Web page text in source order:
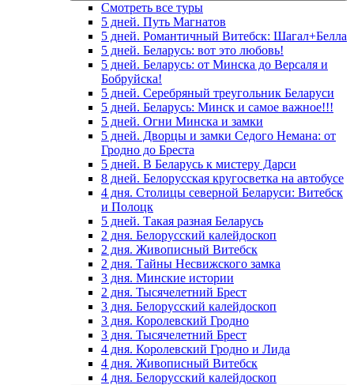
Смотреть все туры
5 дней. Путь Магнатов
5 дней. Романтичный Витебск: Шагал+Белла
5 дней. Беларусь: вот это любовь!
5 дней. Беларусь: от Минска до Версаля и
Бобруйска!
5 дней. Серебряный треугольник Беларуси
5 дней. Беларусь: Минск и самое важное!!!
5 дней. Огни Минска и замки
5 дней. Дворцы и замки Седого Немана: от
Гродно до Бреста
5 дней. В Беларусь к мистеру Дарси
8 дней. Белорусская кругосветка на автобусе
4 дня. Столицы северной Беларуси: Витебск
и Полоцк
5 дней. Такая разная Беларусь
2 дня. Белорусский калейдоскоп
2 дня. Живописный Витебск
2 дня. Тайны Несвижского замка
3 дня. Минские истории
2 дня. Тысячелетний Брест
3 дня. Белорусский калейдоскоп
3 дня. Королевский Гродно
3 дня. Тысячелетний Брест
4 дня. Королевский Гродно и Лида
4 дня. Живописный Витебск
4 дня. Белорусский калейдоскоп